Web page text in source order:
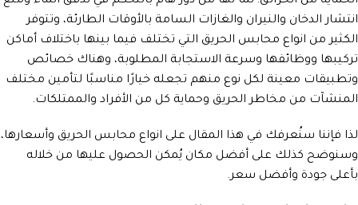
انتشار الدخان والنيران والغازات السامة بالأوقات الطارئة، وتتوفر
الكثير من انواع محابس الحريق التي تختلف فيما بينها باختلاف أماكن
تركيبها ووظائفها وسرعة الاستجابة المطلوبة، وهناك خصائص
وتطبيقات معينة لكل نوع منهم تجعله خيارًا مناسبًا لتأمين مختلف
المنشآت من مخاطر الحريق وحماية كل من الأفراد والممتلكات.
لذا فإننا سنُعرفك في هذا المقال على انواع محابس الحريق وأسعارها،
وسنوضح كذلك على أفضل مكان يُمكن الحصول عليها من خلاله
بأعلى جودة وأفضل سعر.